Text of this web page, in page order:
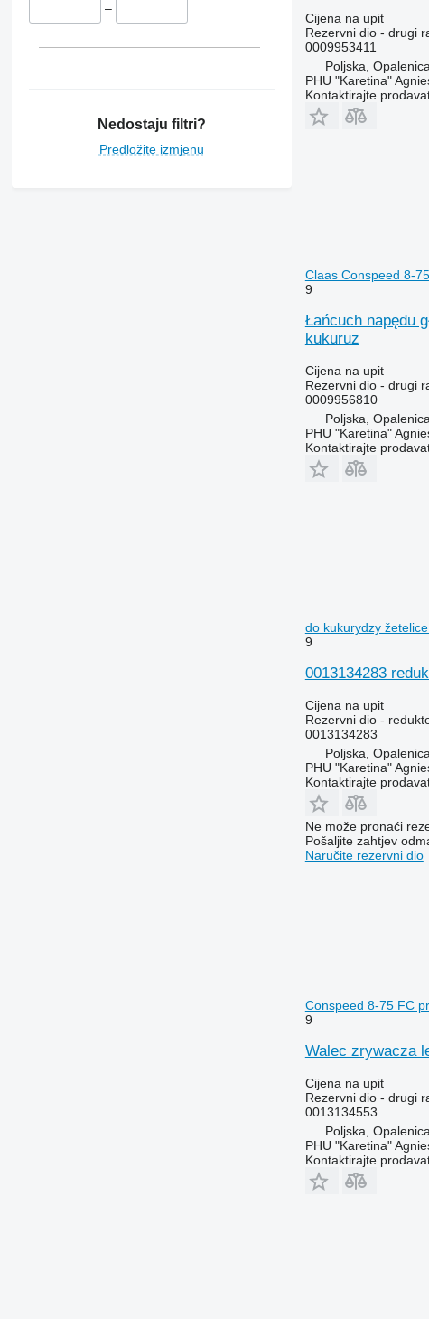
–
Nedostaju filtri?
Predložite izmjenu
Cijena na upit
Rezervni dio - drugi
0009953411
Poljska, Opalenica
PHU "Karetina"
Kontaktirajte
Claas Conspeed 8-
9
Łańcuch napędu
kukuruz
Cijena na upit
Rezervni dio - drugi
0009956810
Poljska, Opalenica
PHU "Karetina"
Kontaktirajte
do kukurydzy
9
0013134283
Cijena na upit
Rezervni dio -
0013134283
Poljska, Opalenica
PHU "Karetina"
Kontaktirajte
Ne može pronaći
Pošaljite zahtjev
Naručite rezervni dio
Conspeed 8-75 FC
9
Walec zrywacza
Cijena na upit
Rezervni dio - drugi
0013134553
Poljska, Opalenica
PHU "Karetina"
Kontaktirajte